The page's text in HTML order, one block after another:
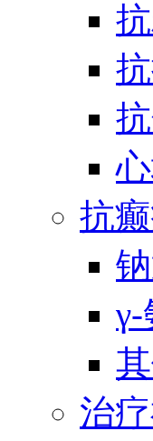
抗
治